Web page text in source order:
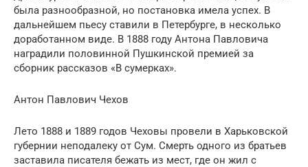
была разнообразной, но постановка имела успех. В
дальнейшем пьесу ставили в Петербурге, в несколько
доработанном виде. В 1888 году Антона Павловича
наградили половинной Пушкинской премией за
сборник рассказов «В сумерках».
Антон Павлович Чехов
Лето 1888 и 1889 годов Чеховы провели в Харьковской
губернии неподалеку от Сум. Смерть одного из братьев
заставила писателя бежать из мест, где он жил с